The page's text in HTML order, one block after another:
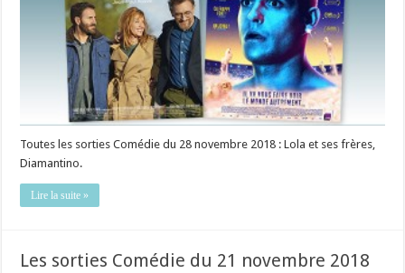
Toutes les sorties Comédie du 28 novembre 2018 : Lola et ses frères,
Diamantino.
Lire la suite »
Les sorties Comédie du 21 novembre 2018